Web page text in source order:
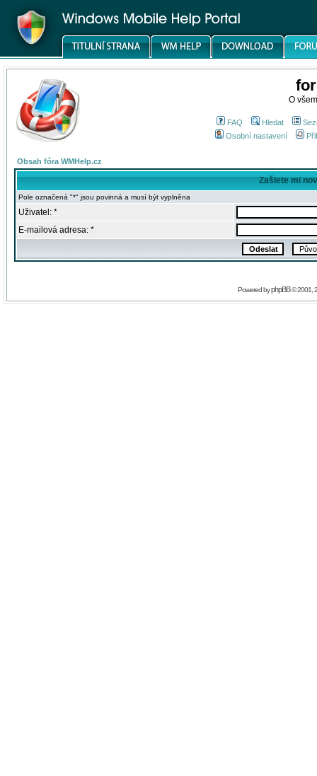
O
FAQ Hledat
Osobní nastavení
Obsah fóra WMHelp.cz
Zašlete mi
Pole označená "*" jsou povinná a musí být vyplněna
Uživatel: *
E-mailová adresa: *
Powered byphpBB© 2001,